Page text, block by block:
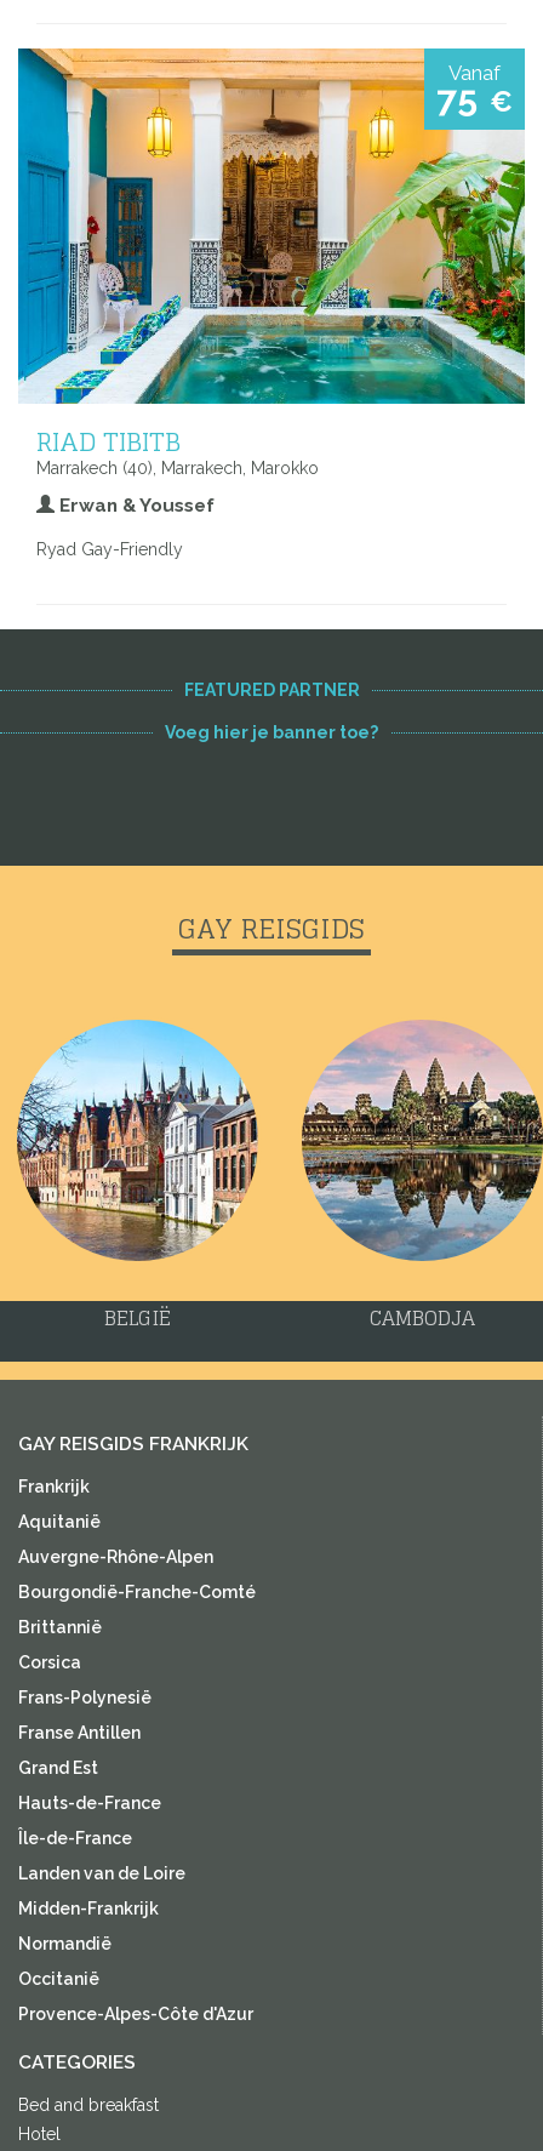
Vanaf
75 €
RIAD TIBITB
Marrakech (40), Marrakech, Marokko
Erwan & Youssef
Ryad Gay-Friendly
FEATURED PARTNER
Voeg hier je banner toe?
GAY REISGIDS
BELGIË CAMBODJA
GAY REISGIDS FRANKRIJK
Frankrijk
Aquitanië
Auvergne-Rhône-Alpen
Bourgondië-Franche-Comté
Brittannië
Corsica
Frans-Polynesië
Franse Antillen
Grand Est
Hauts-de-France
Île-de-France
Landen van de Loire
Midden-Frankrijk
Normandië
Occitanië
Provence-Alpes-Côte d'Azur
CATEGORIES
Bed and breakfast
Hotel